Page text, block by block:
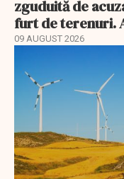
zguduită de
furt de terenuri.
09 AUGUST 2026